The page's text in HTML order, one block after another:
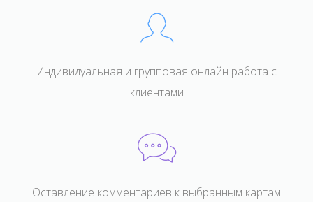
Индивидуальная и групповая онлайн работа с
клиентами
Оставление комментариев к выбранным картам